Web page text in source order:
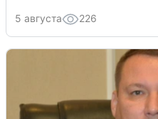
5 августа 226